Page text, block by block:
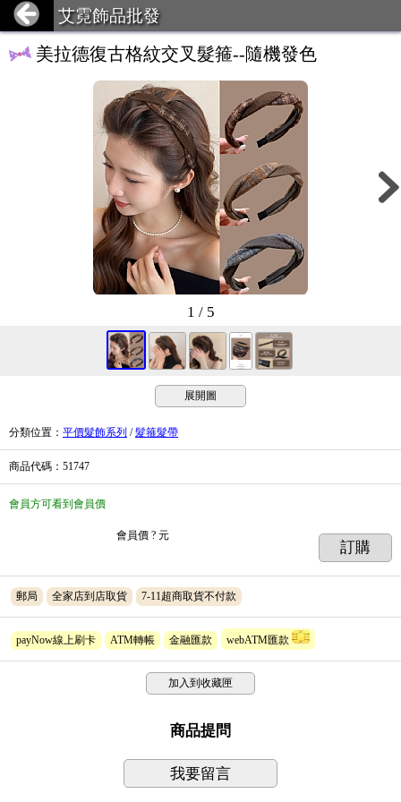
艾霓飾品批發
美拉德復古格紋交叉髮箍--隨機發色
1 / 5
展開圖
分類位置 ： 平價髮飾系列 /髮箍髮帶
商品代碼 ：51747
會員方可看到會員價
會員價 ? 元
訂購
郵局 全家店到店取貨 7-11超商取貨不付款
payNow線上刷卡 ATM轉帳 金融匯款 webATM匯款
加入到收藏匣
商品提問
我要留言